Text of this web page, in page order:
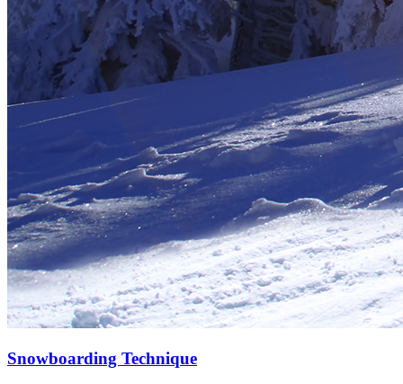
Snowboarding Technique